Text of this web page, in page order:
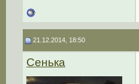
21.12.2014, 18:50
Сенька